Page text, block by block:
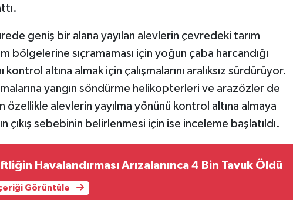
geniş bir alana yayılan alevlerin çevredeki tarım
bölgelerine sıçramaması için yoğun çaba harcandığı
altına almak için çalışmalarını aralıksız sürdürüyor.
yangın söndürme helikopterleri ve arazözler de
alevlerin yayılma yönünü kontrol altına almaya
çıkış sebebinin belirlenmesi için ise inceleme başlatıldı.
Havalandırması Arızalanınca 4 Bin Tavuk Öldü
Görüntüle